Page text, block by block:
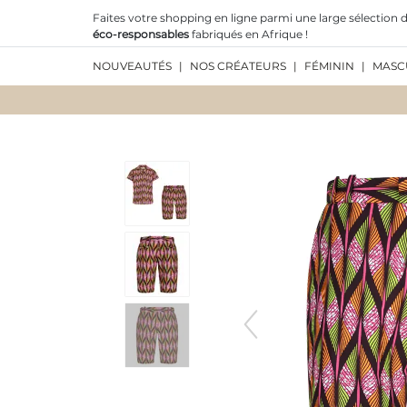
Faites votre shopping en ligne parmi une large sélection
éco-responsables fabriqués en Afrique !
NOUVEAUTÉS | NOS CRÉATEURS | FÉMININ |